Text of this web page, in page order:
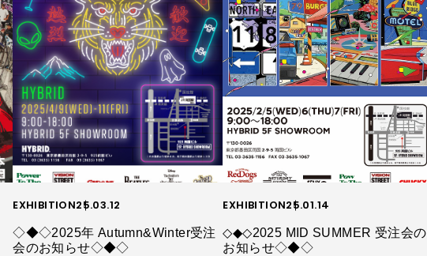
EXHIBITION25.03.12
◇◆◇2025年 Autumn&Winter受注
会のお知らせ◇◆◇
EXHIBITION25.01.14
◇◆◇2025 MID SUMMER 受注会の
お知らせ◇◆◇